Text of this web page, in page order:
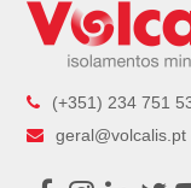
(+351) 234 751
geral@volcalis.pt